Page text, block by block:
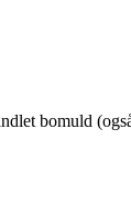
bomuld